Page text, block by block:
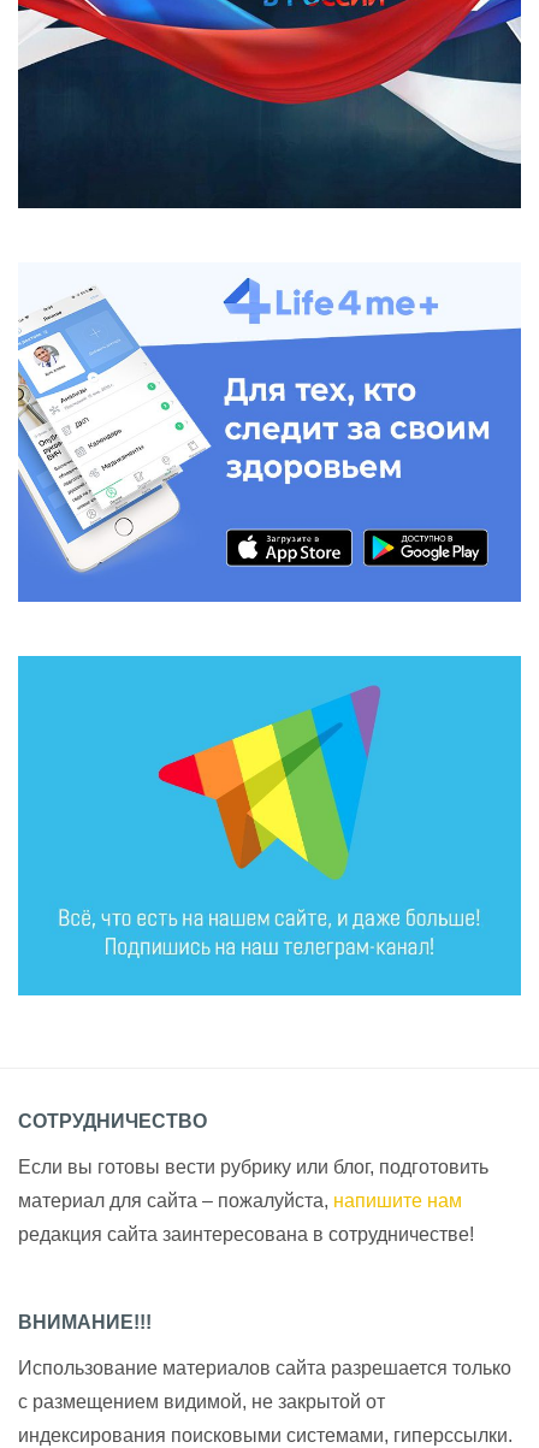
СОТРУДНИЧЕСТВО
Если вы готовы вести рубрику или блог, подготовить
материал для сайта – пожалуйста, напишите нам
редакция сайта заинтересована в сотрудничестве!
ВНИМАНИЕ!!!
Использование материалов сайта разрешается только
с размещением видимой, не закрытой от
индексирования поисковыми системами, гиперссылки.